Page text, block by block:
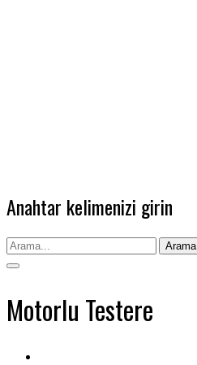
Anahtar kelimenizi girin
Arama
Motorlu Testere